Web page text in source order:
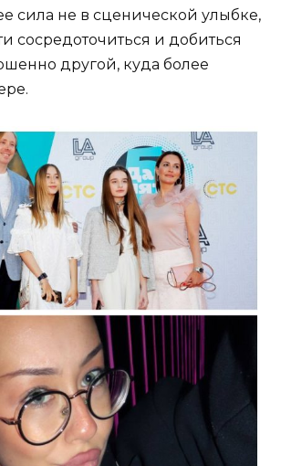
сила не в сценической улыбке,
сосредоточиться и добиться
другой, куда более